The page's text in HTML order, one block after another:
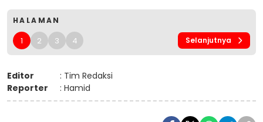
HALAMAN
1 2 3 4 Selanjutnya
Editor
: Tim Redaksi
Reporter
: Hamid